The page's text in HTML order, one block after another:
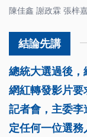
陳佳鑫 謝政霖 張梓
總統大選過後
網紅轉發影片
記者會，主委
定任何一位選